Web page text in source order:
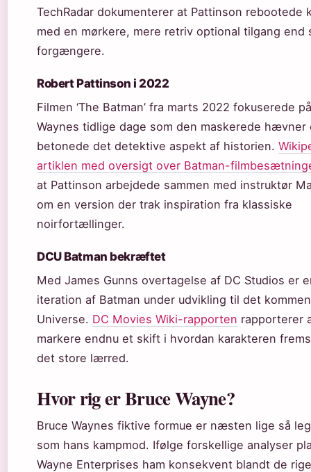
TechRadar dokumenterer at Pattinson rebootede
med en mørkere, mere retriv optional tilgang end
forgængere.
Robert Pattinson i 2022
Filmen ‘The Batman’ fra marts 2022 fokuserede
Waynes tidlige dage som den maskerede hævner
betonede det detektive aspekt af historien.
artiklen med oversigt over Batman-
at Pattinson arbejdede sammen med instruktør
om en version der trak inspiration fra klassiske
noirfortællinger.
DCU Batman bekræftet
Med James Gunns overtagelse af DC Studios er
iteration af Batman under udvikling til det
Universe. DC Movies Wiki-rapporten rapporterer
markere endnu et skift i hvordan karakteren
det store lærred.
Hvor rig er Bruce Wayne?
Bruce Waynes fiktive formue er næsten lige så
som hans kampmod. Ifølge forskellige analyser
Wayne Enterprises ham konsekvent blandt de